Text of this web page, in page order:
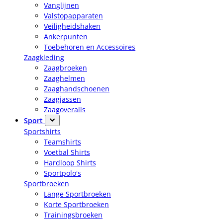
Vanglijnen
Valstopapparaten
Veiligheidshaken
Ankerpunten
Toebehoren en Accessoires
Zaagkleding
Zaagbroeken
Zaaghelmen
Zaaghandschoenen
Zaagjassen
Zaagoveralls
Sport
Sportshirts
Teamshirts
Voetbal Shirts
Hardloop Shirts
Sportpolo's
Sportbroeken
Lange Sportbroeken
Korte Sportbroeken
Trainingsbroeken